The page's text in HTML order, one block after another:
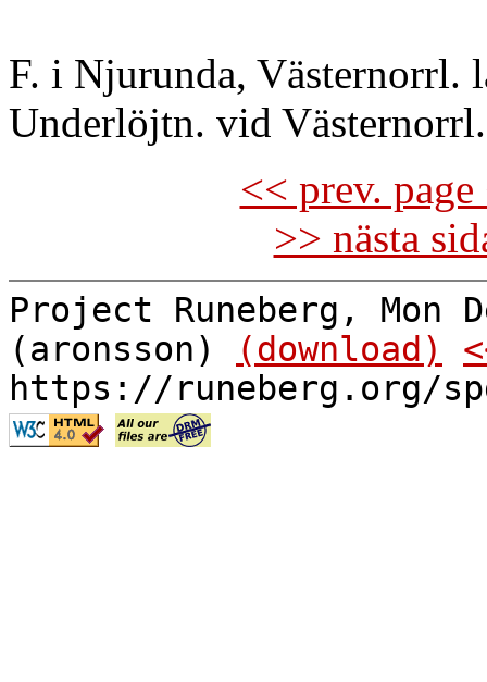
F. i Njurunda, Västernorrl.
Underlöjtn. vid
<< prev.
>> nästa
Project Runeberg, Mon
(aronsson)
(download)
https://runeberg.org/